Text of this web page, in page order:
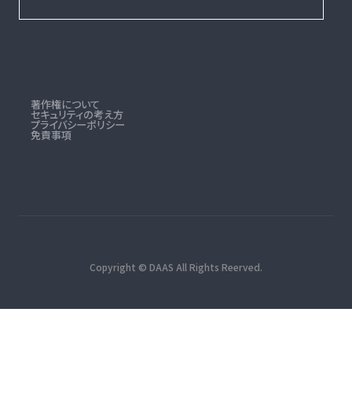
著作権について
セキュリティの考え方
プライバシーポリシー
免責事項
Copyright © DAAS All Rights Reerved.